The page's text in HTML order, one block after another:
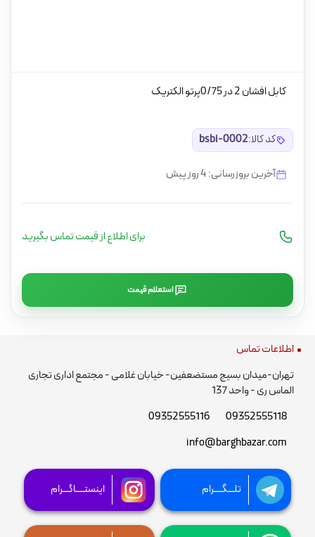
کابل افشان 2 در 0/75پرتو الکتریک
کد کالا:bsbi-0002
آخرین بروزرسانی: 4 روز پیش
برای اطلاع از قیمت تماس بگیرید
استعلام قیمت
اطلاعات تماس
تهران-میدان بسیج مستضعفین- خیابان غلامی - مجتمع اداری تجاری
الماس ری - واحد 137
09352555118
09352555116
info@barghbazar.com
تلـــگــــرام اینستــــاگـــرام